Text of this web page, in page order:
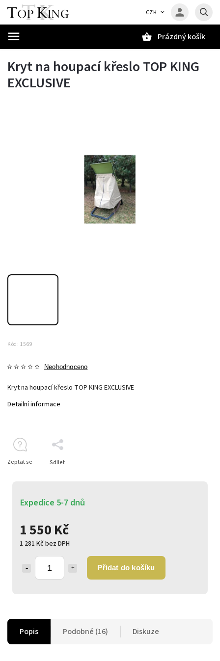
CZK
Prázdný košík
Kryt na houpací křeslo TOP KING
EXCLUSIVE
Kód: 1569
Neohodnoceno
1 550 Kč
1 281 Kč bez DPH
Přidat do košíku
Expedice 5-7 dnů
Kryt na houpací křeslo TOP KING EXCLUSIVE
Detailní informace
Zeptat se Sdílet
Popis Podobné (16) Diskuze